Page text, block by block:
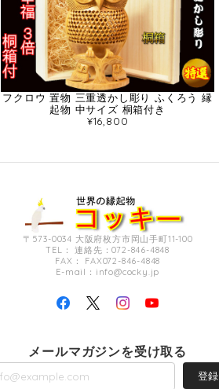
フクロウ 置物 三重透かし彫り ふくろう 縁
起物 中サイズ 桐箱付き
¥16,800
〒573-0034 大阪府枚方市岡山手町11-100
TEL： 連絡先：072-846-4848
FAX： FAX072-846-4848
E-mail： info@cocky.jp
メールマガジンを受け取る
登録